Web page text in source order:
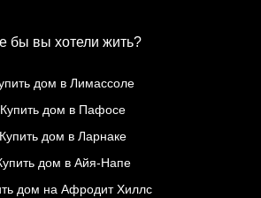
бы вы хотели жить?
дом в Лимассоле
Купить дом в Пафосе
Купить дом в Ларнаке
дом в Айя-Напе
дом на Афродит Хиллс